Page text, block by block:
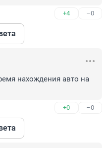
+4 –0
нахождения авто на
+0 –0